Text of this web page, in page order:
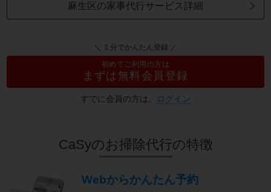
麻生区の家事代行サービス詳細
＼ １分でかんたん登録 ／
初めてご利用の方は
まずは無料会員登録
すでに会員の方は、 ログイン
CaSyのお掃除代行の特徴
Webからかんたん予約